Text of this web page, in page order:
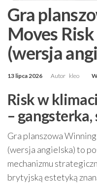
Gra
Moves
(wersja
13 lipca 2026 Autor kleo
Risk w
–
Gra planszowa
(wersja angielska) to
mechanizmu
brytyjską estetyką